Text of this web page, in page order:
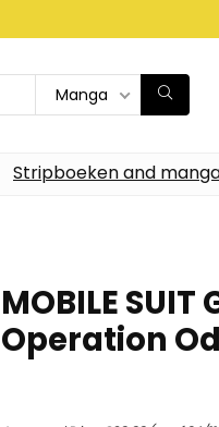
Manga
Stripboeken and
MOBILE SUIT
Operation